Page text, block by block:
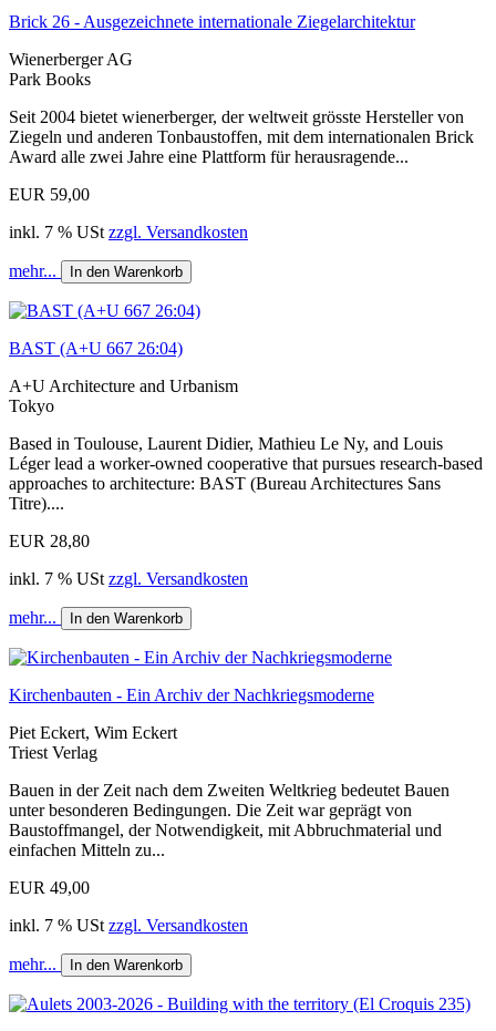
Brick 26 - Ausgezeichnete internationale Ziegelarchitektur
Wienerberger AG
Park Books
Seit 2004 bietet wienerberger, der weltweit grösste Hersteller von
Ziegeln und anderen Tonbaustoffen, mit dem internationalen Brick
Award alle zwei Jahre eine Plattform für herausragende...
EUR 59,00
inkl. 7 % USt zzgl. Versandkosten
mehr... In den Warenkorb
BAST (A+U 667 26:04)
A+U Architecture and Urbanism
Tokyo
Based in Toulouse, Laurent Didier, Mathieu Le Ny, and Louis
Léger lead a worker-owned cooperative that pursues research-based
approaches to architecture: BAST (Bureau Architectures Sans
Titre)....
EUR 28,80
inkl. 7 % USt zzgl. Versandkosten
mehr... In den Warenkorb
Kirchenbauten - Ein Archiv der Nachkriegsmoderne
Piet Eckert, Wim Eckert
Triest Verlag
Bauen in der Zeit nach dem Zweiten Weltkrieg bedeutet Bauen
unter besonderen Bedingungen. Die Zeit war geprägt von
Baustoffmangel, der Notwendigkeit, mit Abbruchmaterial und
einfachen Mitteln zu...
EUR 49,00
inkl. 7 % USt zzgl. Versandkosten
mehr... In den Warenkorb